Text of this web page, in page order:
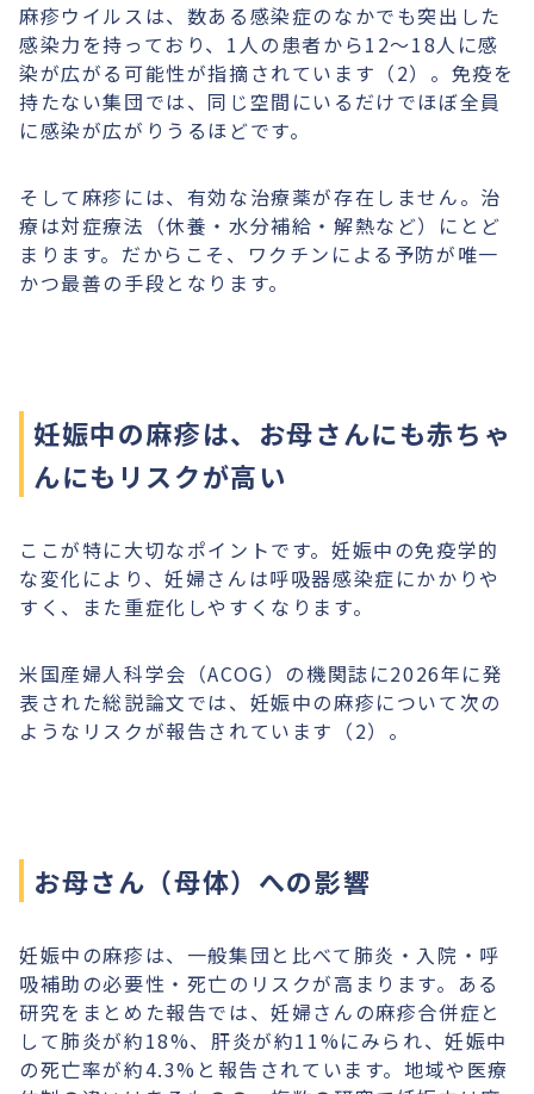
麻疹ウイルスは、数ある感染症のなかでも突出した
感染力を持っており、1人の患者から12〜18人に感
染が広がる可能性が指摘されています（2）。免疫を
持たない集団では、同じ空間にいるだけでほぼ全員
に感染が広がりうるほどです。
そして麻疹には、有効な治療薬が存在しません。治
療は対症療法（休養・水分補給・解熱など）にとど
まります。だからこそ、ワクチンによる予防が唯一
かつ最善の手段となります。
妊娠中の麻疹は、お母さんにも赤ちゃ
んにもリスクが高い
ここが特に大切なポイントです。妊娠中の免疫学的
な変化により、妊婦さんは呼吸器感染症にかかりや
すく、また重症化しやすくなります。
米国産婦人科学会（ACOG）の機関誌に2026年に発
表された総説論文では、妊娠中の麻疹について次の
ようなリスクが報告されています（2）。
お母さん（母体）への影響
妊娠中の麻疹は、一般集団と比べて肺炎・入院・呼
吸補助の必要性・死亡のリスクが高まります。ある
研究をまとめた報告では、妊婦さんの麻疹合併症と
して肺炎が約18%、肝炎が約11%にみられ、妊娠中
の死亡率が約4.3%と報告されています。地域や医療